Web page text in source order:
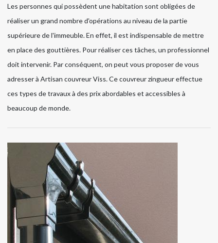
Les personnes qui possèdent une habitation sont obligées de
réaliser un grand nombre d'opérations au niveau de la partie
supérieure de l'immeuble. En effet, il est indispensable de mettre
en place des gouttières. Pour réaliser ces tâches, un professionnel
doit intervenir. Par conséquent, on peut vous proposer de vous
adresser à Artisan couvreur Viss. Ce couvreur zingueur effectue
ces types de travaux à des prix abordables et accessibles à
beaucoup de monde.